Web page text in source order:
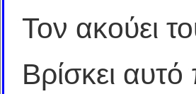
Τον ακούει
Βρίσκει